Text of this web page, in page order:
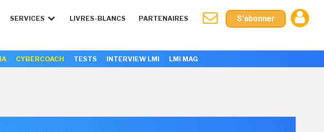
SERVICES LIVRES-BLANCS PARTENAIRES S'abonner
CYBERCOACH TESTS INTERVIEW LMI LMI MAG